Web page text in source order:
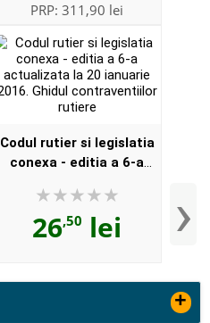
+
PRP: 311,90 lei
Codul rutier si legislatia
conexa - editia a 6-a
2016. Ghidul
contraventiilor rutiere
26,50 lei ›